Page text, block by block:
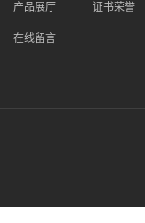
产品展厅 证书荣誉
在线留言